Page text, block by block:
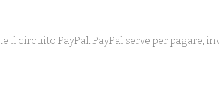
il circuito PayPal. PayPal serve per pagare,